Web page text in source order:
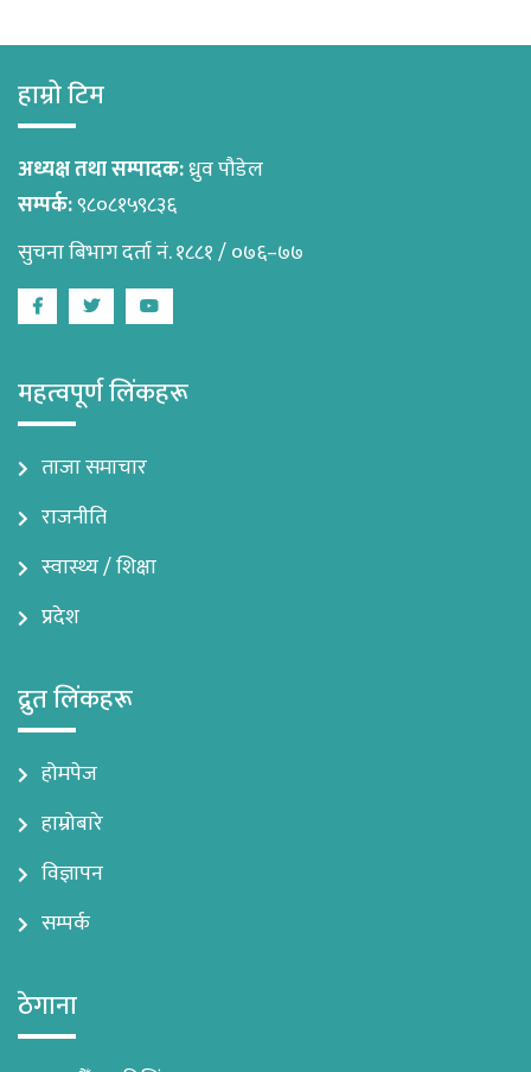
हाम्रो टिम
अध्यक्ष तथा सम्पादक:ध्रुव पौडेल
सम्पर्क:९८०८१५९८३६
सुचना बिभाग दर्ता नं. १८८१ / ०७६–७७
FacebookTwitterYoutube
महत्वपूर्ण लिंकहरू
ताजा समाचार
राजनीति
स्वास्थ्य / शिक्षा
प्रदेश
द्रुत लिंकहरू
होमपेज
हाम्रोबारे
विज्ञापन
सम्पर्क
ठेगाना